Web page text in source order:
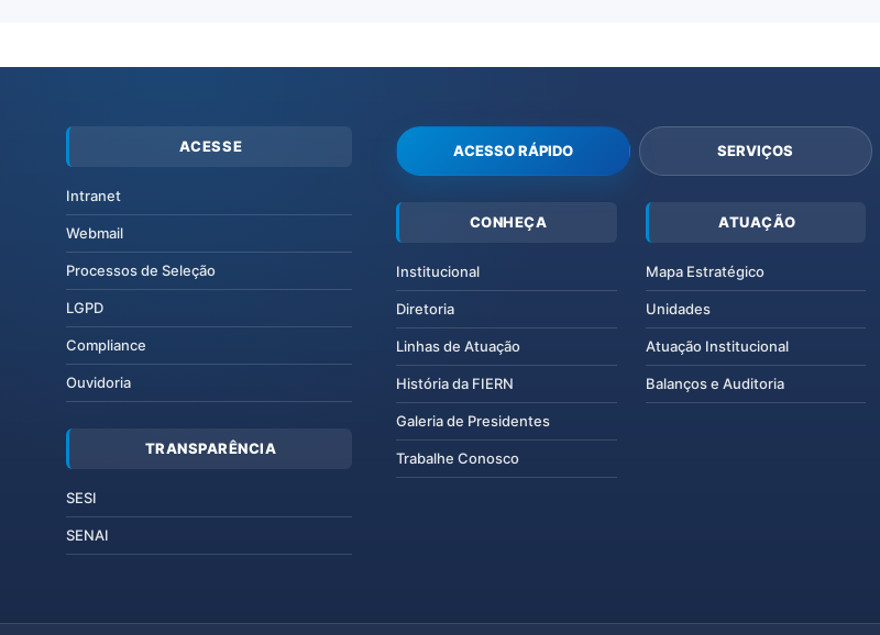
ACESSE
Intranet
Webmail
Processos de Seleção
LGPD
Compliance
Ouvidoria
TRANSPARÊNCIA
SESI
SENAI
ACESSO RÁPIDO SERVIÇOS
CONHEÇA
Institucional
Diretoria
Linhas de Atuação
História da FIERN
Galeria de Presidentes
Trabalhe Conosco
ATUAÇÃO
Mapa Estratégico
Unidades
Atuação Institucional
Balanços e Auditoria